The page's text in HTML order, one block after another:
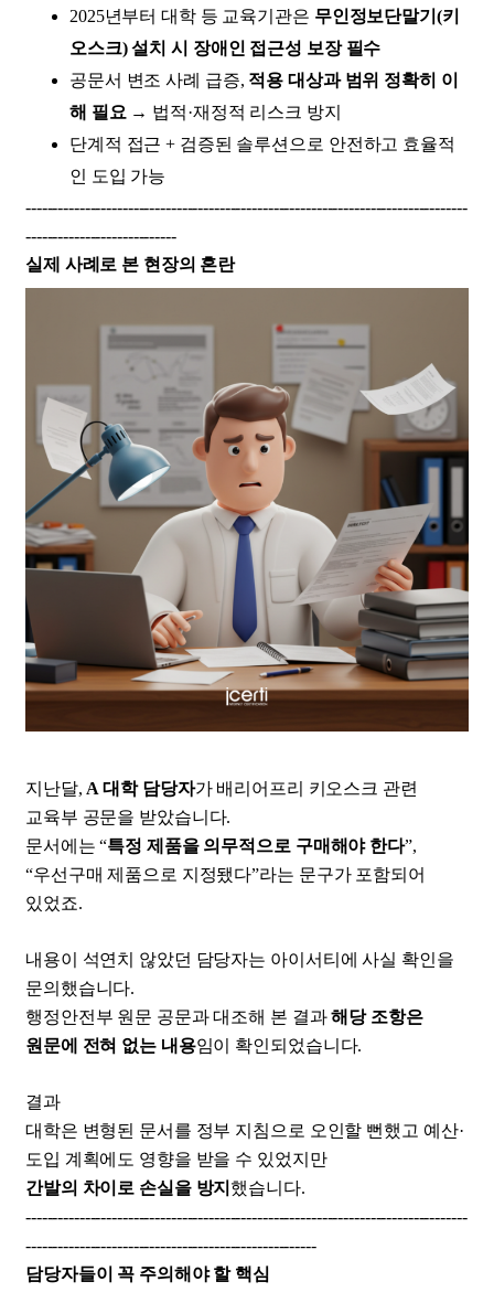
2025년부터 대학 등 교육기관은 무인정보단말기(키
오스크) 설치 시 장애인 접근성 보장 필수
공문서 변조 사례 급증, 적용 대상과 범위 정확히 이
해 필요 → 법적·재정적 리스크 방지
단계적 접근 + 검증된 솔루션 으로 안전하고 효율적
인 도입 가능
----------------------------------------------------------------------------------
----------------------------
실제 사례로 본 현장의 혼란
지난달, A 대학 담당자가 배리어프리 키오스크 관련
교육부 공문을 받았습니다.
문서에는 “특정 제품을 의무적으로 구매해야 한다”,
“우선구매 제품으로 지정됐다”라는 문구가 포함되어
있었죠.
내용이 석연치 않았던 담당자는 아이서티에 사실 확인을
문의했습니다.
행정안전부 원문 공문과 대조해 본 결과해당 조항은
원문에 전혀 없는 내용임이 확인되었습니다.
결과
대학은 변형된 문서를 정부 지침으로 오인할 뻔했고 예산·
도입 계획에도 영향을 받을 수 있었지만
간발의 차이로 손실을 방지 했습니다.
----------------------------------------------------------------------------------
------------------------------------------------------
담당자들이 꼭 주의해야 할 핵심